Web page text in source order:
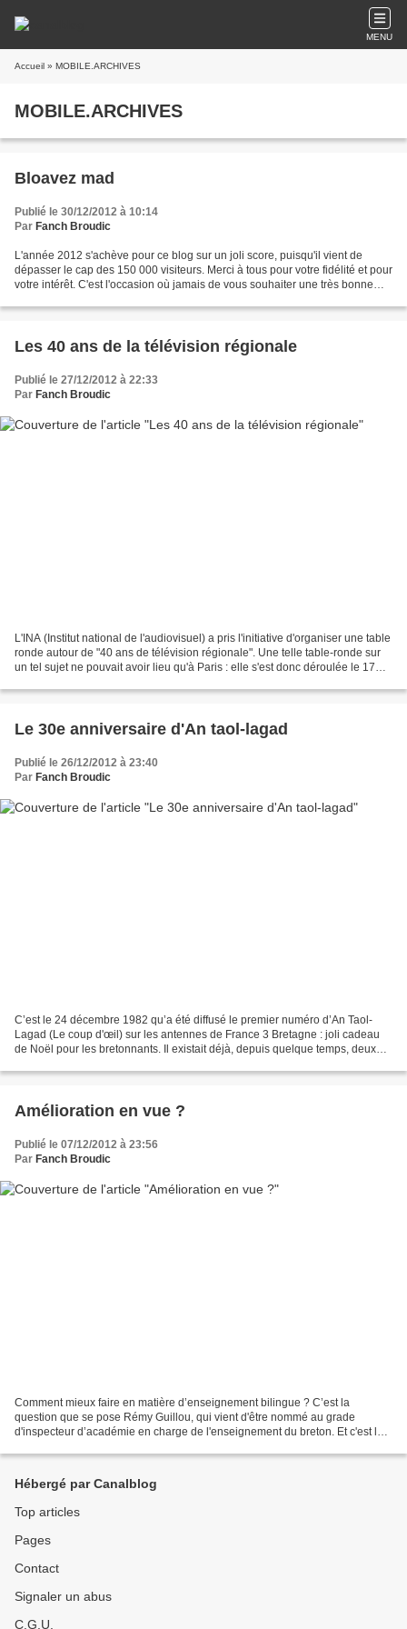
MENU
Accueil » MOBILE.ARCHIVES
MOBILE.ARCHIVES
Bloavez mad
Publié le 30/12/2012 à 10:14
Par Fanch Broudic
L'année 2012 s'achève pour ce blog sur un joli score, puisqu'il vient de
dépasser le cap des 150 000 visiteurs. Merci à tous pour votre fidélité et pour
votre intérêt. C'est l'occasion où jamais de vous souhaiter une très bonne
Les 40 ans de la télévision régionale
Publié le 27/12/2012 à 22:33
Par Fanch Broudic
L'INA (Institut national de l'audiovisuel) a pris l'initiative d'organiser une table
ronde autour de "40 ans de télévision régionale". Une telle table-ronde sur
un tel sujet ne pouvait avoir lieu qu'à Paris : elle s'est donc déroulée le 17
Le 30e anniversaire d'An taol-lagad
Publié le 26/12/2012 à 23:40
Par Fanch Broudic
C’est le 24 décembre 1982 qu’a été diffusé le premier numéro d’An Taol-
Lagad (Le coup d'œil) sur les antennes de France 3 Bretagne : joli cadeau
de Noël pour les bretonnants. Il existait déjà, depuis quelque temps, deux
Amélioration en vue ?
Publié le 07/12/2012 à 23:56
Par Fanch Broudic
Comment mieux faire en matière d’enseignement bilingue ? C’est la
question que se pose Rémy Guillou, qui vient d'être nommé au grade
d'inspecteur d’académie en charge de l'enseignement du breton. Et c'est la
Hébergé par Canalblog
Top articles
Pages
Contact
Signaler un abus
C.G.U.